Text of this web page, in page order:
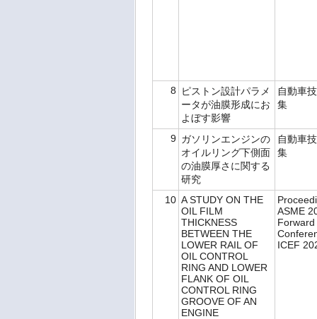
8
ピストン設計パラメ
ータが油膜形成にお
よぼす影響
自動車
集
9 ガソリンエンジンの
オイルリング下側面
の油膜厚さに関する
研究
自動車
集
10 A STUDY ON THE
OIL FILM
THICKNESS
BETWEEN THE
LOWER RAIL OF
OIL CONTROL
RING AND LOWER
FLANK OF OIL
CONTROL RING
GROOVE OF AN
ENGINE
ASME
Forward
ICEF